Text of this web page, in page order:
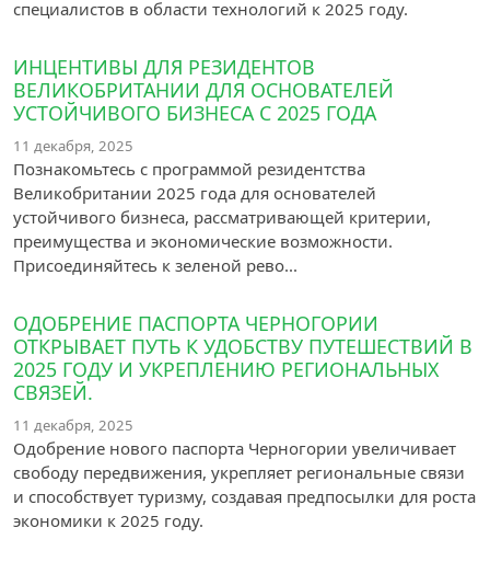
специалистов в области технологий к 2025 году.
ИНЦЕНТИВЫ ДЛЯ РЕЗИДЕНТОВ
ВЕЛИКОБРИТАНИИ ДЛЯ ОСНОВАТЕЛЕЙ
УСТОЙЧИВОГО БИЗНЕСА С 2025 ГОДА
11 декабря, 2025
Познакомьтесь с программой резидентства
Великобритании 2025 года для основателей
устойчивого бизнеса, рассматривающей критерии,
преимущества и экономические возможности.
Присоединяйтесь к зеленой рево...
ОДОБРЕНИЕ ПАСПОРТА ЧЕРНОГОРИИ
ОТКРЫВАЕТ ПУТЬ К УДОБСТВУ ПУТЕШЕСТВИЙ В
2025 ГОДУ И УКРЕПЛЕНИЮ РЕГИОНАЛЬНЫХ
СВЯЗЕЙ.
11 декабря, 2025
Одобрение нового паспорта Черногории увеличивает
свободу передвижения, укрепляет региональные связи
и способствует туризму, создавая предпосылки для роста
экономики к 2025 году.